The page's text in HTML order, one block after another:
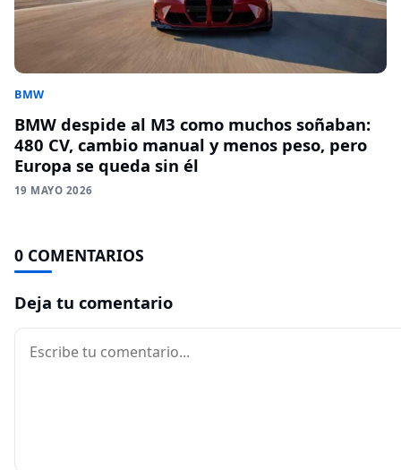
BMW
BMW despide al M3 como muchos soñaban:
480 CV, cambio manual y menos peso, pero
Europa se queda sin él
19 MAYO 2026
0 COMENTARIOS
Deja tu comentario
Comentario